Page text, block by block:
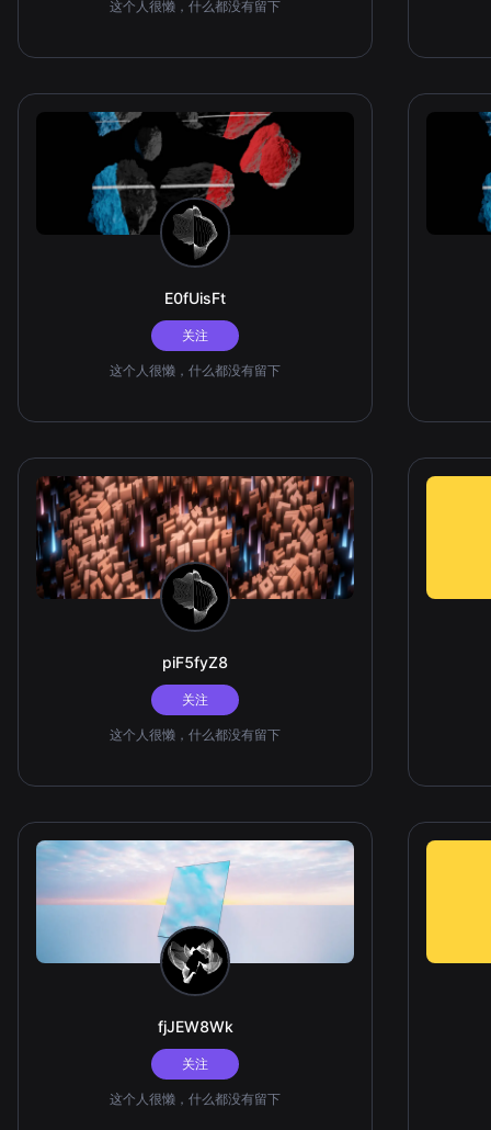
这个人很懒，什么都没有留下
E0fUisFt
关注
这个人很懒，什么都没有留下
piF5fyZ8
关注
这个人很懒，什么都没有留下
fjJEW8Wk
关注
这个人很懒，什么都没有留下